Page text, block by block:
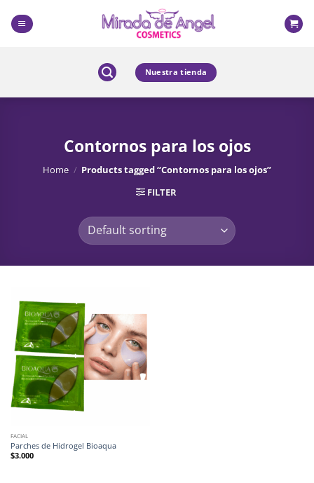
content
Nuestra tienda
Contornos para los ojos
Home / Products tagged “Contornos para los ojos”
FILTER
FACIAL
Parches de Hidrogel Bioaqua
$3.000